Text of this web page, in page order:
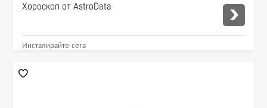
Хороскоп от AstroData
Инсталирайте сега